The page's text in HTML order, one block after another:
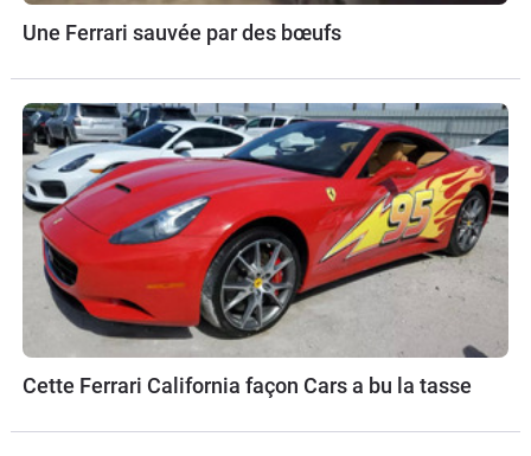
Une Ferrari sauvée par des bœufs
Cette Ferrari California façon Cars a bu la tasse